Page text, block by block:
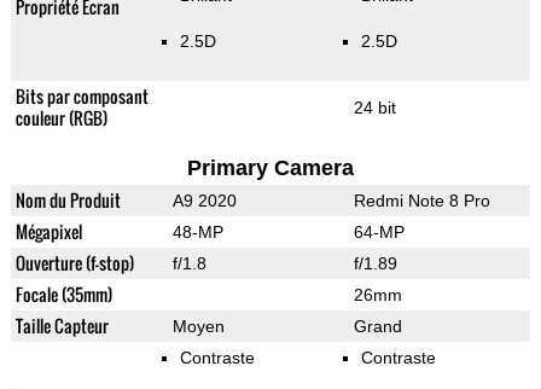
Propriété Ecran
2.5D 2.5D
Bits par composant
couleur (RGB)
24 bit
Primary Camera
Nom du Produit A9 2020 Redmi Note 8 Pro
Mégapixel 48-MP 64-MP
Ouverture (f-stop) f/1.8 f/1.89
Focale (35mm) 26mm
Taille Capteur Moyen Grand
Contraste Contraste